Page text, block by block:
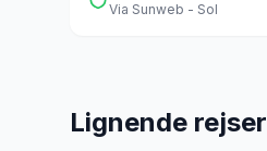
Via Sunweb - Sol
Lignende rejser